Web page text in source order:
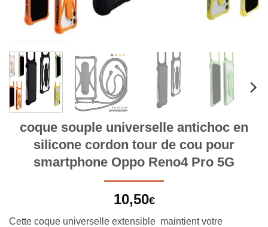
coque souple universelle antichoc en
silicone cordon tour de cou pour
smartphone Oppo Reno4 Pro 5G
10,50€
Cette coque universelle extensible maintient votre